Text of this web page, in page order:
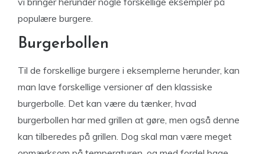
populære burgere.
Burgerbollen
Til de forskellige burgere i eksemplerne herunder, kan
man lave forskellige versioner af den klassiske
burgerbolle. Det kan være du tænker, hvad
burgerbollen har med grillen at gøre, men også denne
kan tilberedes på grillen. Dog skal man være meget